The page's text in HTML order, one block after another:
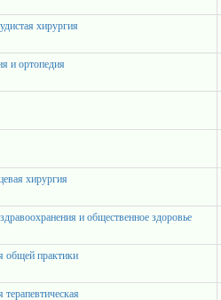
хирургия
и ортопедия
хирургия
и общественное здоровье
общей практики